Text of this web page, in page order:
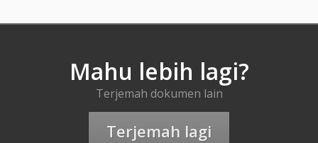
Mahu lebih lagi?
Terjemah dokumen lain
Terjemah lagi